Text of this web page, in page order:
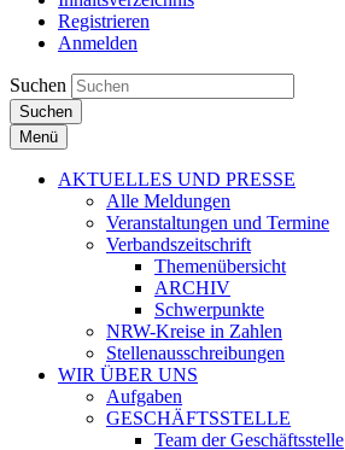
Registrieren
Anmelden
Suchen
Suchen
Menü
AKTUELLES UND PRESSE
Alle Meldungen
Veranstaltungen und Termine
Verbandszeitschrift
Themenübersicht
ARCHIV
Schwerpunkte
NRW-Kreise in Zahlen
Stellenausschreibungen
WIR ÜBER UNS
Aufgaben
GESCHÄFTSSTELLE
Team der Geschäftsstelle